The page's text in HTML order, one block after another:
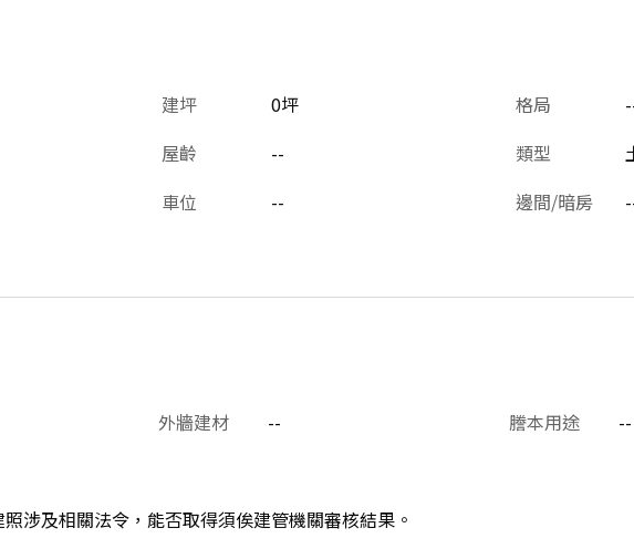
建坪 0坪 格局
屋齡 -- 類型
車位 -- 邊間/暗房
外牆建材 -- 謄本用途
--
涉及相關法令，能否取得須俟建管機關審核結果。